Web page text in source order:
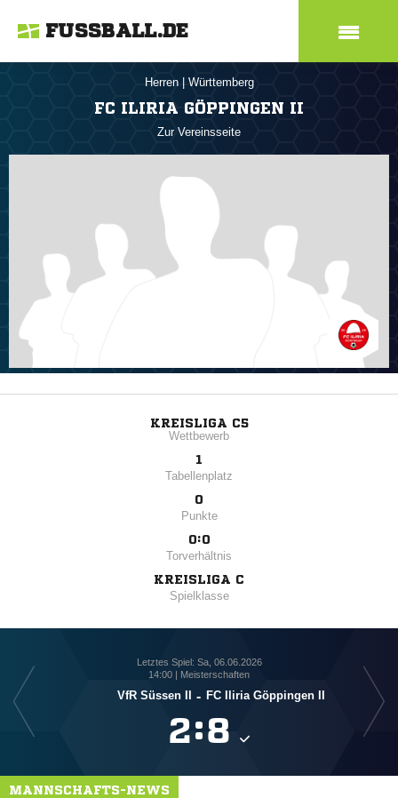
FUSSBALL.DE
Herren Württemberg
FC ILIRIA GÖPPINGEN II
Zur Vereinsseite
KREISLIGA C5
Wettbewerb
1
Tabellenplatz
0
Punkte
0:0
Torverhältnis
KREISLIGA C
Spielklasse
Letztes Spiel: Sa, 06.06.2026
14:00 | Meisterschaften
VfR Süssen II - FC Iliria Göppingen II
:
MANNSCHAFTS-NEWS